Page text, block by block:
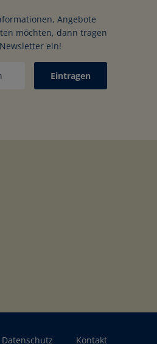
Angebote
möchten, dann tragen
ein!
Eintragen
Datenschutz Kontakt